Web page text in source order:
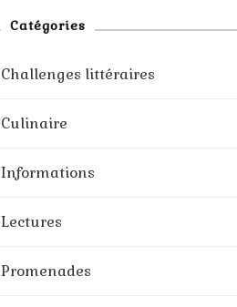
Catégories
Challenges littéraires
Culinaire
Informations
Lectures
Promenades